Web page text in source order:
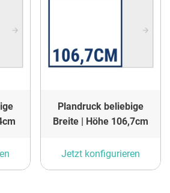
Plandruck beliebige
Breite | Höhe 106,7cm
Jetzt konfigurieren